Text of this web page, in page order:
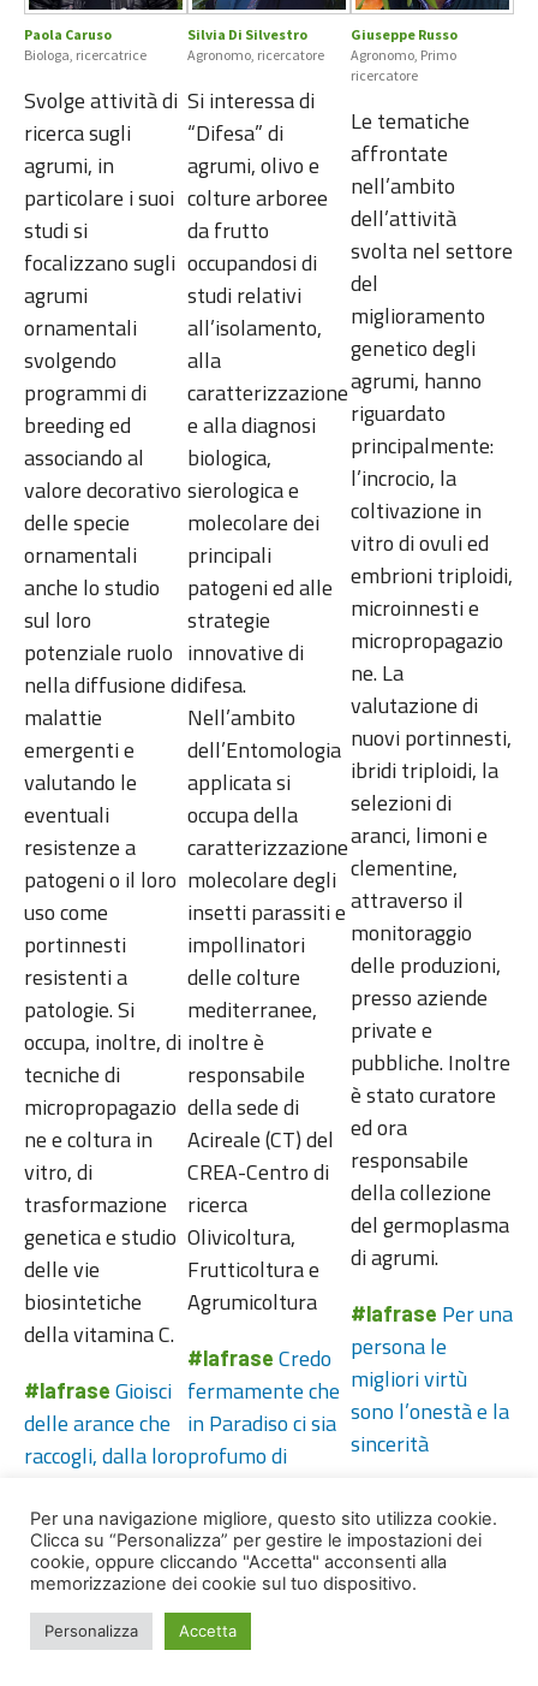
Paola Caruso
Biologa, ricercatrice
Svolge attività di
ricerca sugli
agrumi, in
particolare i suoi
studi si
focalizzano sugli
agrumi
ornamentali
svolgendo
programmi di
breeding ed
associando al
valore decorativo
delle specie
ornamentali
anche lo studio
sul loro
potenziale ruolo
nella diffusione di
malattie
emergenti e
valutando le
eventuali
resistenze a
patogeni o il loro
uso come
portinnesti
resistenti a
patologie. Si
occupa, inoltre, di
tecniche di
micropropagazio
ne e coltura in
vitro, di
trasformazione
genetica e studio
delle vie
biosintetiche
della vitamina C.
#lafrase Gioisci
delle arance che
raccogli, dalla loro
gioia. Oh, siano
benvenute
queste guance dei
rami, benvenute
le stelle di
Silvia Di Silvestro
Agronomo, ricercatore
Si interessa di
“Difesa” di
agrumi, olivo e
colture arboree
da frutto
occupandosi di
studi relativi
all’isolamento,
alla
caratterizzazione
e alla diagnosi
biologica,
sierologica e
molecolare dei
principali
patogeni ed alle
strategie
innovative di
difesa.
Nell’ambito
dell’Entomologia
applicata si
occupa della
caratterizzazione
molecolare degli
insetti parassiti e
impollinatori
delle colture
mediterranee,
inoltre è
responsabile
della sede di
Acireale (CT) del
CREA-Centro di
ricerca
Olivicoltura,
Frutticoltura e
Agrumicoltura
#lafrase Credo
fermamente che
in Paradiso ci sia
profumo di
Giuseppe Russo
Agronomo, Primo
ricercatore
Le tematiche
affrontate
nell’ambito
dell’attività
svolta nel settore
del
miglioramento
genetico degli
agrumi, hanno
riguardato
principalmente:
l’incrocio, la
coltivazione in
vitro di ovuli ed
embrioni triploidi,
microinnesti e
micropropagazio
ne. La
valutazione di
nuovi portinnesti,
ibridi triploidi, la
selezioni di
aranci, limoni e
clementine,
attraverso il
monitoraggio
delle produzioni,
presso aziende
private e
pubbliche. Inoltre
è stato curatore
ed ora
responsabile
della collezione
del germoplasma
di agrumi.
#lafrase Per una
persona le
migliori virtù
sono l’onestà e la
sincerità
Per una navigazione migliore, questo sito utilizza cookie.
Clicca su “Personalizza” per gestire le impostazioni dei
cookie, oppure cliccando "Accetta" acconsenti alla
memorizzazione dei cookie sul tuo dispositivo.
Personalizza Accetta